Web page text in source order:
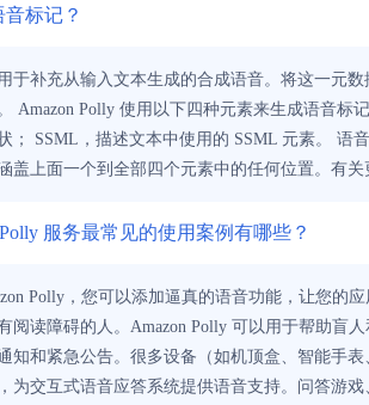
标记？
于补充从输入文本生成的合成语音。将这一元
Amazon Polly 使用以下四种元素来生成语音
； SSML，描述文本中使用的 SSML 元素。 语
盖上面一个到全部四个元素中的任何位置。有
服务最常见的使用案例有哪些？
Polly，您可以添加逼真的语音功能，让您的
阅读障碍的人。Amazon Polly 可以用于帮助盲
知和紧急公告。很多设备（如机顶盒、智能手
为交互式语音应答系统提供语音支持。问答游